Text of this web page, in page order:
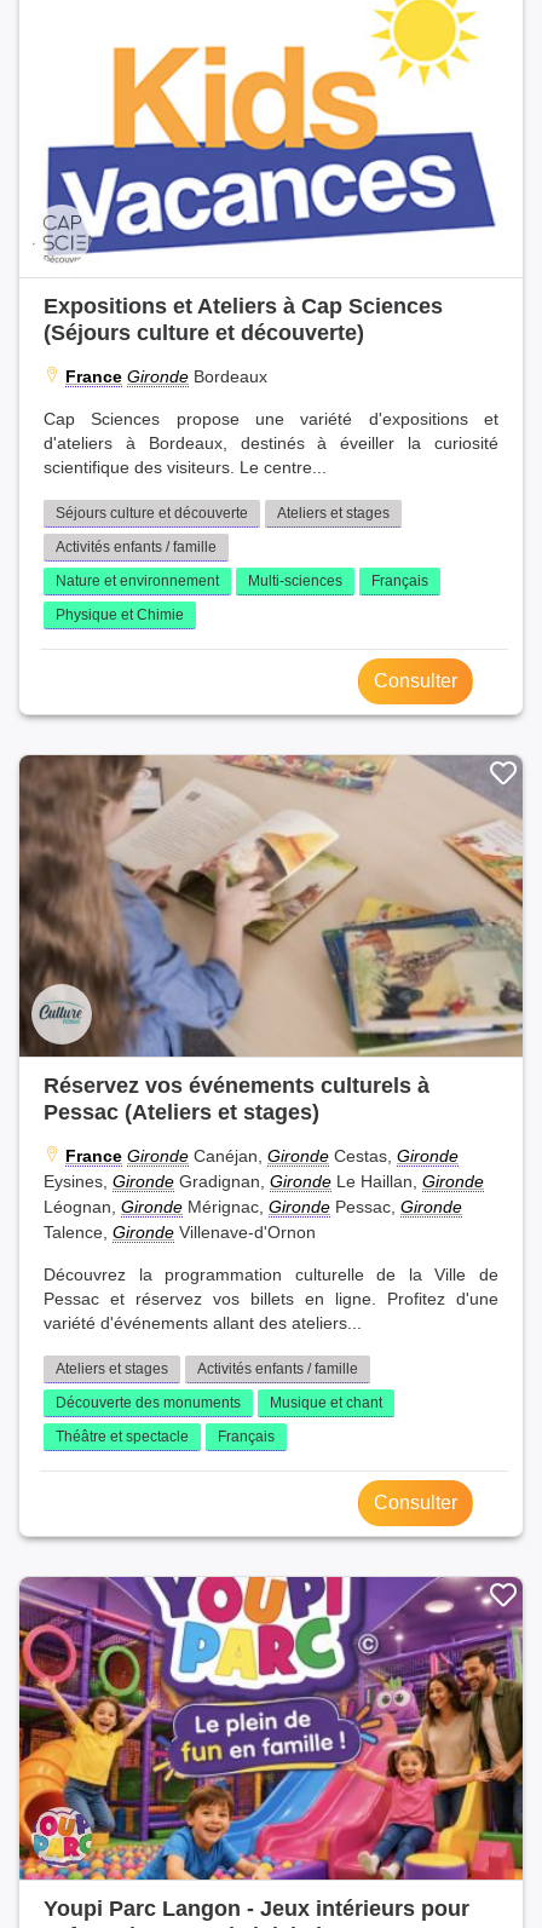
Expositions et Ateliers à Cap Sciences
(Séjours culture et découverte)
France Gironde Bordeaux
Cap Sciences propose une variété d'expositions et
d'ateliers à Bordeaux, destinés à éveiller la curiosité
scientifique des visiteurs. Le centre...
Séjours culture et découverte
Ateliers et stages
Activités enfants / famille
Nature et environnement
Multi-sciences
Français
Physique et Chimie
Consulter
Réservez vos événements culturels à
Pessac (Ateliers et stages)
France Gironde Canéjan, Gironde Cestas, Gironde
Eysines, Gironde Gradignan, Gironde Le Haillan, Gironde
Léognan, Gironde Mérignac, Gironde Pessac, Gironde
Talence, Gironde Villenave-d'Ornon
Découvrez la programmation culturelle de la Ville de
Pessac et réservez vos billets en ligne. Profitez d'une
variété d'événements allant des ateliers...
Ateliers et stages
Activités enfants / famille
Découverte des monuments
Musique et chant
Théâtre et spectacle
Français
Consulter
Youpi Parc Langon - Jeux intérieurs pour